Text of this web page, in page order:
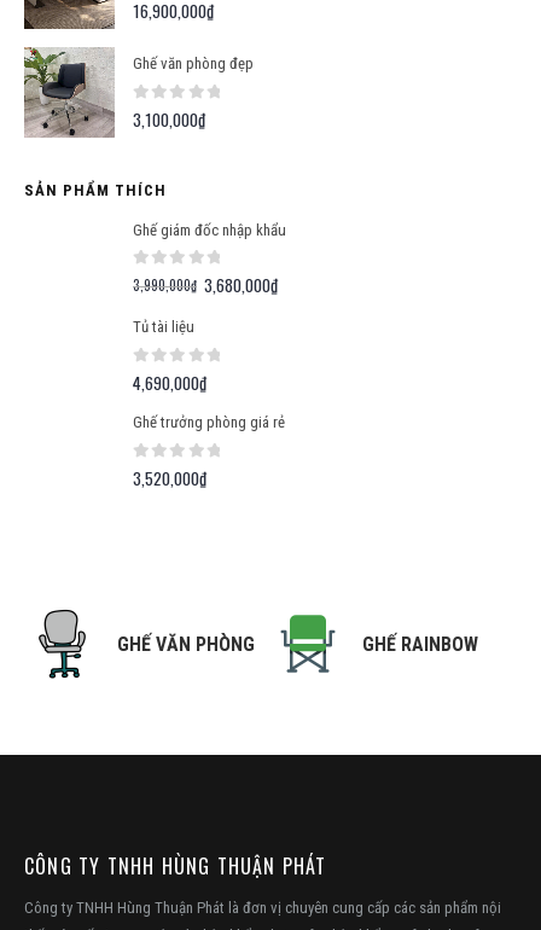
0out of 5
16,900,000₫
Ghế văn phòng đẹp
0 out of 5
3,100,000₫
SẢN PHẨM THÍCH
Ghế giám đốc nhập khẩu
0out of 5
3,990,000₫ Giá
3,680,000₫Giá
Tủ tài liệu
0 out of 5
4,690,000₫
Ghế trưởng phòng giá rẻ
0 out of 5
3,520,000₫
GHẾ VĂN PHÒNG GHẾ RAINBOW
CÔNG TY TNHH HÙNG THUẬN PHÁT
Công ty TNHH Hùng Thuận Phát là đơn vị chuyên cung cấp các sản phẩm nội